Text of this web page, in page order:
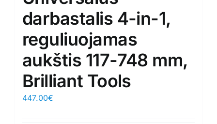
darbastalis 4-in-1,
reguliuojamas
aukštis 117-748 mm,
Brilliant Tools
447.00€